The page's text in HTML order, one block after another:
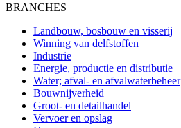
BRANCHES
Landbouw, bosbouw en visserij
Winning van delfstoffen
Industrie
Energie, productie en distributie
Water; afval- en afvalwaterbeheer
Bouwnijverheid
Groot- en detailhandel
Vervoer en opslag